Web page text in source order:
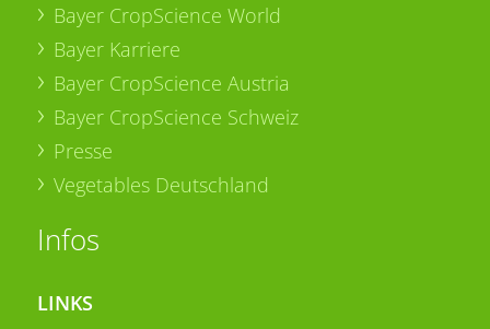
Bayer CropScience World
Bayer Karriere
Bayer CropScience Austria
Bayer CropScience Schweiz
Presse
Vegetables Deutschland
Infos
LINKS